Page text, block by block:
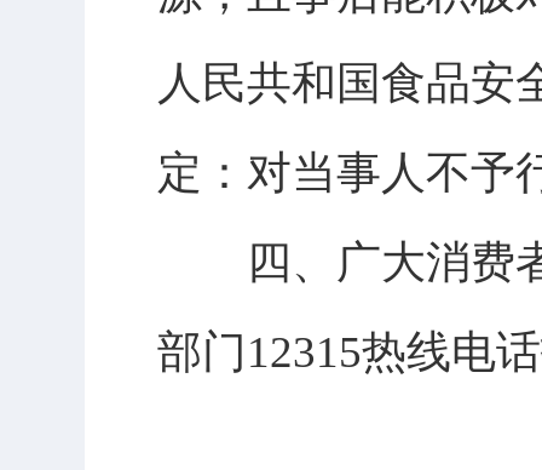
人民共和国食品安
定：对当事人不予
四、广大消费者
部门12315热线电